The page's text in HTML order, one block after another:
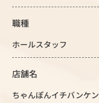
職種
ホールスタッフ
店舗名
ちゃんぽんイチバンケン